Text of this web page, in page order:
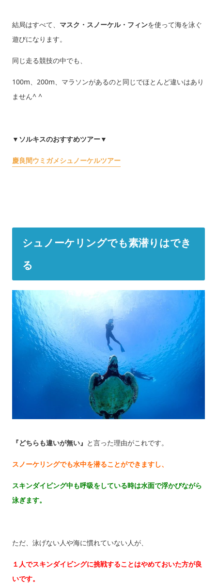
結局はすべて、 マスク・スノーケル・フィンを使って海を泳ぐ
遊びになります。
同じ走る競技の中でも、
100m、200m、マラソンがあるのと同じでほとんど違いはあり
ません^ ^
▼ソルキスのおすすめツアー▼
慶良間ウミガメシュノーケルツアー
シュノーケリングでも素潜りはでき
る
『どちらも違いが無い』 と言った理由がこれです。
スノーケリングでも水中を潜ることができますし、
スキンダイビング中も呼吸をしている時は水面で浮かびながら
泳ぎます。
ただ、泳げない人や海に慣れていない人が、
１人でスキンダイビングに挑戦することはやめておいた方が良
いです。